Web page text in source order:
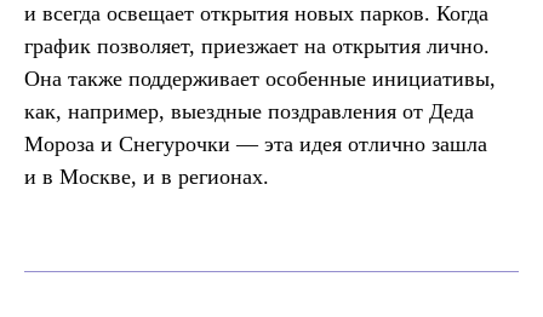
и всегда освещает открытия новых парков. Когда
график позволяет, приезжает на открытия лично.
Она также поддерживает особенные инициативы,
как, например, выездные поздравления от Деда
Мороза и Снегурочки — эта идея отлично зашла
и в Москве, и в регионах.